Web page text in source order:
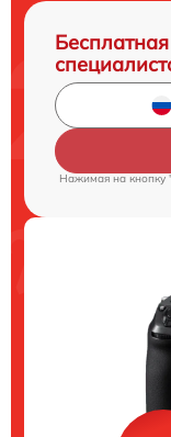
Нажимая на кнопку